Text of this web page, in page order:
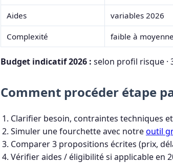
Aides variables 2026
Complexité faible à moyenne
Budget indicatif 2026 : selon profil risque ·
Comment procéder étape
Clarifier besoin, contraintes techniques
Simuler une fourchette avec notreoutil
Comparer 3 propositions écrites (prix,
Vérifier aides / éligibilité si applicable en